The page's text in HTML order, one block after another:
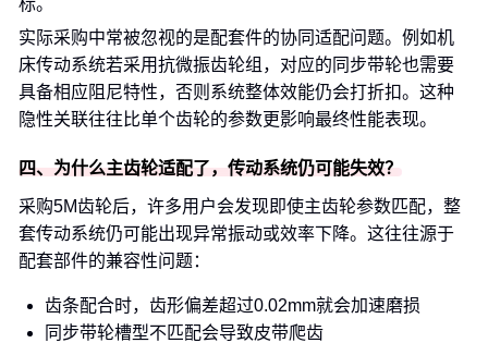
标。
实际采购中常被忽视的是配套件的协同适配问题。例如机
床传动系统若采用抗微振齿轮组，对应的同步带轮也需要
具备相应阻尼特性，否则系统整体效能仍会打折扣。这种
隐性关联往往比单个齿轮的参数更影响最终性能表现。
四、为什么主齿轮适配了，传动系统仍可能失效？
采购5M齿轮后，许多用户会发现即使主齿轮参数匹配，整
套传动系统仍可能出现异常振动或效率下降。这往往源于
配套部件的兼容性问题：
齿条配合时，齿形偏差超过0.02mm就会加速磨损
同步带轮槽型不匹配会导致皮带爬齿